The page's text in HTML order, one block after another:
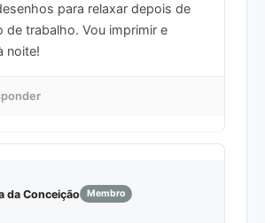
para relaxar depois de
de trabalho. Vou imprimir e
noite!
da Conceição Membro